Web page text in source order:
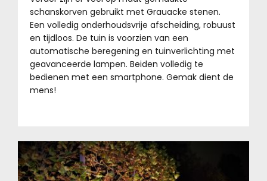
schanskorven gebruikt met Grauacke stenen.
Een volledig onderhoudsvrije afscheiding, robuust
en tijdloos. De tuin is voorzien van een
automatische beregening en tuinverlichting met
geavanceerde lampen. Beiden volledig te
bedienen met een smartphone. Gemak dient de
mens!